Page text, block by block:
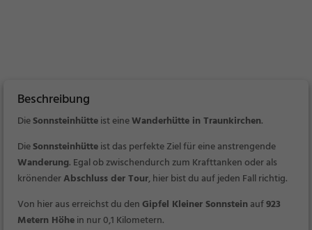
Beschreibung
DieSonnsteinhütteist eineWanderhütte in Traunkirchen.
DieSonnsteinhütteist das perfekte Ziel für eine anstrengende
Wanderung. Egal ob zwischendurch zum Krafttanken oder als
krönenderAbschluss der Tour, hier bist du auf jeden Fall richtig.
Von hier aus erreichst du denGipfel Kleiner Sonnstein auf923
Metern Höhein nur 0,1 Kilometern.